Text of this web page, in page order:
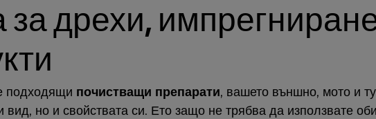
за дрехи,
подходящи почистващи препарати, вашето външно, мото и
вид, но и свойствата си. Ето защо не трябва да използвате